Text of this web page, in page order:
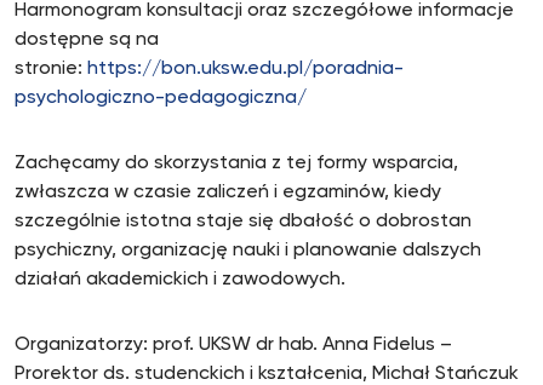
Harmonogram konsultacji oraz szczegółowe informacje
dostępne są na
stronie: https://bon.uksw.edu.pl/poradnia-
psychologiczno-pedagogiczna/
Zachęcamy do skorzystania z tej formy wsparcia,
zwłaszcza w czasie zaliczeń i egzaminów, kiedy
szczególnie istotna staje się dbałość o dobrostan
psychiczny, organizację nauki i planowanie dalszych
działań akademickich i zawodowych.
Organizatorzy: prof. UKSW dr hab. Anna Fidelus –
Prorektor ds. studenckich i kształcenia, Michał Stańczuk